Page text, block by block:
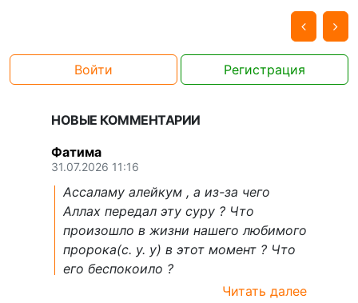
Войти Регистрация
НОВЫЕ КОММЕНТАРИИ
Фатима
31.07.2026 11:16
Ассаламу алейкум , а из-за чего
Аллах передал эту суру ? Что
произошло в жизни нашего любимого
пророка(с. у. у) в этот момент ? Что
его беспокоило ?
Читать далее